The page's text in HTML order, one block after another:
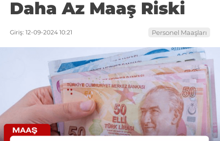
Daha Az Maaş Riski
Giriş: 12-09-2024 10:21 Personel Maaşları